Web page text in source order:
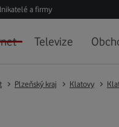
a firmy
Televize
Plzeňský kraj Klatovy